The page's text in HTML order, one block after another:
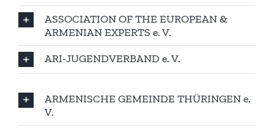
ASSOCIATION OF THE EUROPEAN &
ARMENIAN EXPERTS e. V.
ARI-JUGENDVERBAND e. V.
ARMENISCHE GEMEINDE THÜRINGEN e.
V.